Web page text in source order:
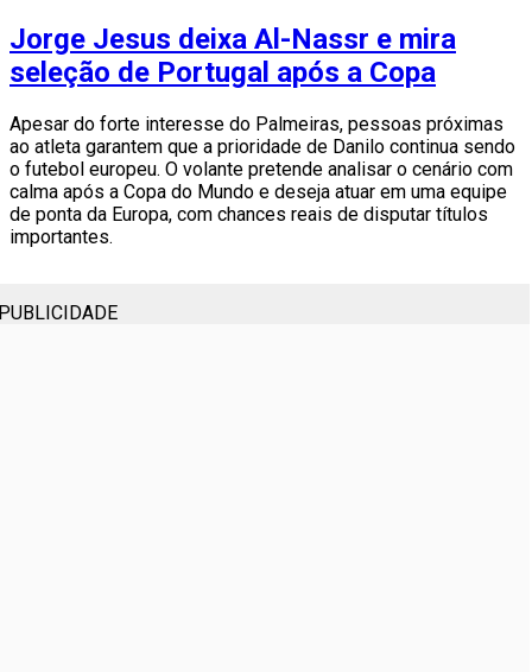
Jorge Jesus deixa Al-Nassr e mira
seleção de Portugal após a Copa
Apesar do forte interesse do Palmeiras, pessoas próximas
ao atleta garantem que a prioridade de Danilo continua sendo
o futebol europeu. O volante pretende analisar o cenário com
calma após a Copa do Mundo e deseja atuar em uma equipe
de ponta da Europa, com chances reais de disputar títulos
importantes.